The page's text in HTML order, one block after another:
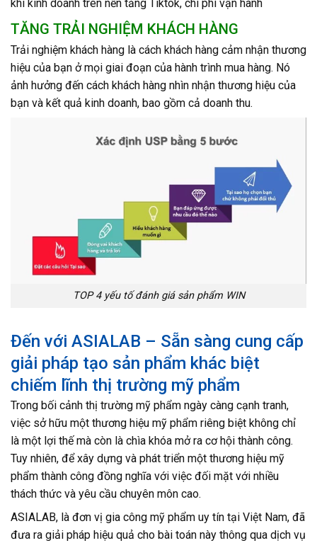
khi kinh doanh trên nền tảng Tiktok, chi phí vận hành
TĂNG TRẢI NGHIỆM KHÁCH HÀNG
Trải nghiệm khách hàng là cách khách hàng cảm nhận thương
hiệu của bạn ở mọi giai đoạn của hành trình mua hàng. Nó
ảnh hưởng đến cách khách hàng nhìn nhận thương hiệu của
bạn và kết quả kinh doanh, bao gồm cả doanh thu.
TOP 4 yếu tố đánh giá sản phẩm WIN
Đến với ASIALAB – Sẵn sàng cung cấp
giải pháp tạo sản phẩm khác biệt
chiếm lĩnh thị trường mỹ phẩm
Trong bối cảnh thị trường mỹ phẩm ngày càng cạnh tranh,
việc sở hữu một thương hiệu mỹ phẩm riêng biệt không chỉ
là một lợi thế mà còn là chìa khóa mở ra cơ hội thành công.
Tuy nhiên, để xây dựng và phát triển một thương hiệu mỹ
phẩm thành công đồng nghĩa với việc đối mặt với nhiều
thách thức và yêu cầu chuyên môn cao.
ASIALAB, là đơn vị gia công mỹ phẩm uy tín tại Việt Nam, đã
đưa ra giải pháp hiệu quả cho bài toán này thông qua dịch vụ